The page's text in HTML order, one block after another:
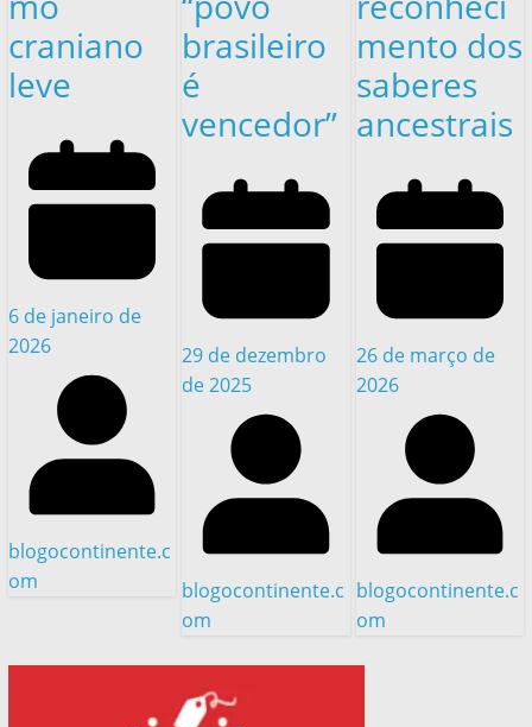
craniano
leve
6 de janeiro de
2026
blogocontinente.c
om
brasileiro
é
vencedor”
29 de dezembro
de 2025
blogocontinente.c
om
mento dos
saberes
ancestrais
26 de março de
2026
blogocontinente.c
om